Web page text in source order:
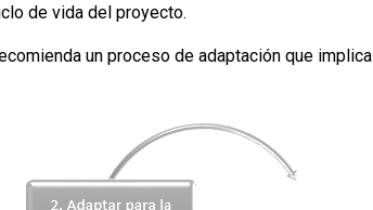
de vida del proyecto.
un proceso de adaptación que implica